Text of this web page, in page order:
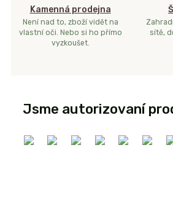
Kamenná prodejna
Není nad to, zboží vidět na
vlastní oči. Nebo si ho přímo
vyzkoušet.
sítě,
Jsme autorizovaní